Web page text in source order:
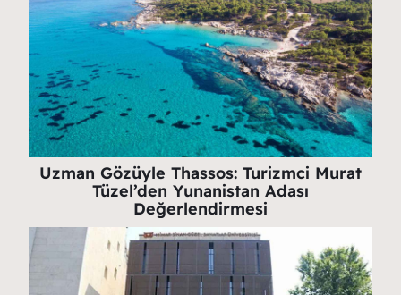
Uzman Gözüyle Thassos: Turizmci Murat
Tüzel’den Yunanistan Adası
Değerlendirmesi